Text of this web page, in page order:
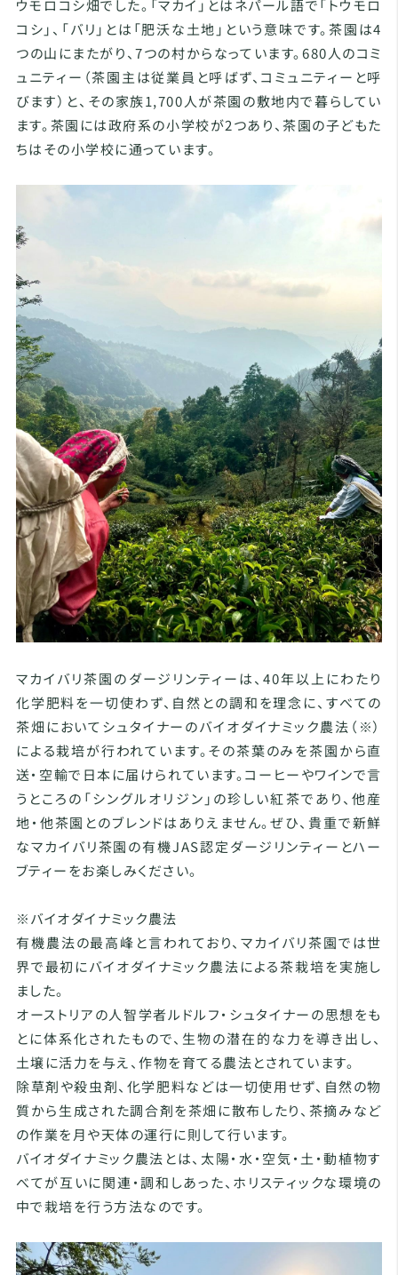
ウモロコシ畑でした。「マカイ」とはネパール語で「トウモロ
コシ」、「バリ」とは「肥沃な土地」という意味です。茶園は4
つの山にまたがり、7つの村からなっています。680人のコミ
ュニティー（茶園主は従業員と呼ばず、コミュニティーと呼
びます）と、その家族1,700人が茶園の敷地内で暮らしてい
ます。茶園には政府系の小学校が2つあり、茶園の子どもた
ちはその小学校に通っています。
マカイバリ茶園のダージリンティーは、40年以上にわたり
化学肥料を一切使わず、自然との調和を理念に、すべての
茶畑においてシュタイナーのバイオダイナミック農法（※）
による栽培が行われています。その茶葉のみを茶園から直
送・空輸で日本に届けられています。コーヒーやワインで言
うところの「シングルオリジン」の珍しい紅茶であり、他産
地・他茶園とのブレンドはありえません。ぜひ、貴重で新鮮
なマカイバリ茶園の有機JAS認定ダージリンティーとハー
ブティーをお楽しみください。
※バイオダイナミック農法
有機農法の最高峰と言われており、マカイバリ茶園では世
界で最初にバイオダイナミック農法による茶栽培を実施し
ました。
オーストリアの人智学者ルドルフ・シュタイナーの思想をも
とに体系化されたもので、生物の潜在的な力を導き出し、
土壌に活力を与え、作物を育てる農法とされています。
除草剤や殺虫剤、化学肥料などは一切使用せず、自然の物
質から生成された調合剤を茶畑に散布したり、茶摘みなど
の作業を月や天体の運行に則して行います。
バイオダイナミック農法とは、太陽・水・空気・土・動植物す
べてが互いに関連・調和しあった、ホリスティックな環境の
中で栽培を行う方法なのです。